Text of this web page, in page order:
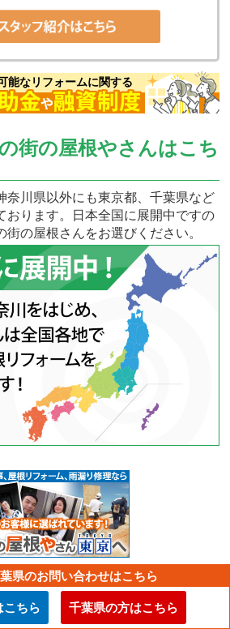
能なリフォームに関する
街の屋根やさんはこち
川県以外にも東京都、千葉県など
おります。日本全国に展開中ですの
の屋根さんをお選びください。
京都の方はこちら
県のお問い合わせはこちら
こちら 千葉県の方はこちら